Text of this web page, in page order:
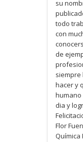
su
todo
con
de
siempre
hacer y
humano
dia y
Flor
Química